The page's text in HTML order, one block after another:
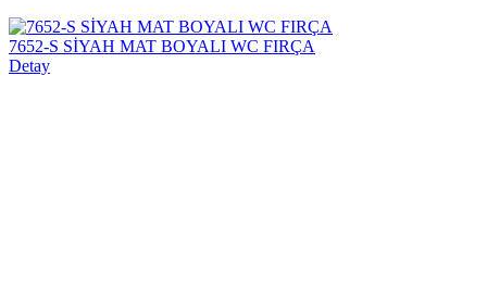
7652-S SİYAH MAT BOYALI WC FIRÇA
Detay